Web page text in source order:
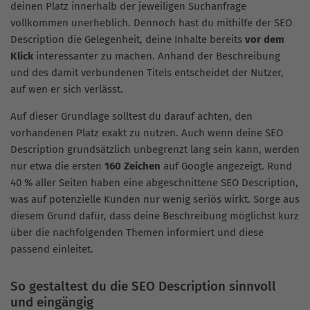
deinen Platz innerhalb der jeweiligen Suchanfrage
vollkommen unerheblich. Dennoch hast du mithilfe der SEO
Description die Gelegenheit, deine Inhalte bereits vor dem
Klick interessanter zu machen. Anhand der Beschreibung
und des damit verbundenen Titels entscheidet der Nutzer,
auf wen er sich verlässt.
Auf dieser Grundlage solltest du darauf achten, den
vorhandenen Platz exakt zu nutzen. Auch wenn deine SEO
Description grundsätzlich unbegrenzt lang sein kann, werden
nur etwa die ersten 160 Zeichen auf Google angezeigt. Rund
40 % aller Seiten haben eine abgeschnittene SEO Description,
was auf potenzielle Kunden nur wenig seriös wirkt. Sorge aus
diesem Grund dafür, dass deine Beschreibung möglichst kurz
über die nachfolgenden Themen informiert und diese
passend einleitet.
So gestaltest du die SEO Description sinnvoll
und eingängig